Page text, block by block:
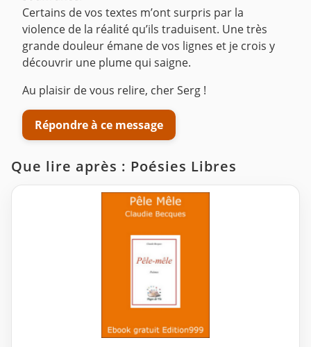
Certains de vos textes m’ont surpris par la
violence de la réalité qu’ils traduisent. Une très
grande douleur émane de vos lignes et je crois y
découvrir une plume qui saigne.
Au plaisir de vous relire, cher Serg !
Répondre à ce message
Que lire après : Poésies Libres